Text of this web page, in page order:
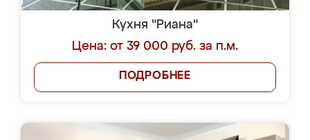
Кухня "Риана"
Цена: от 39 000 руб. за п.м.
ПОДРОБНЕЕ